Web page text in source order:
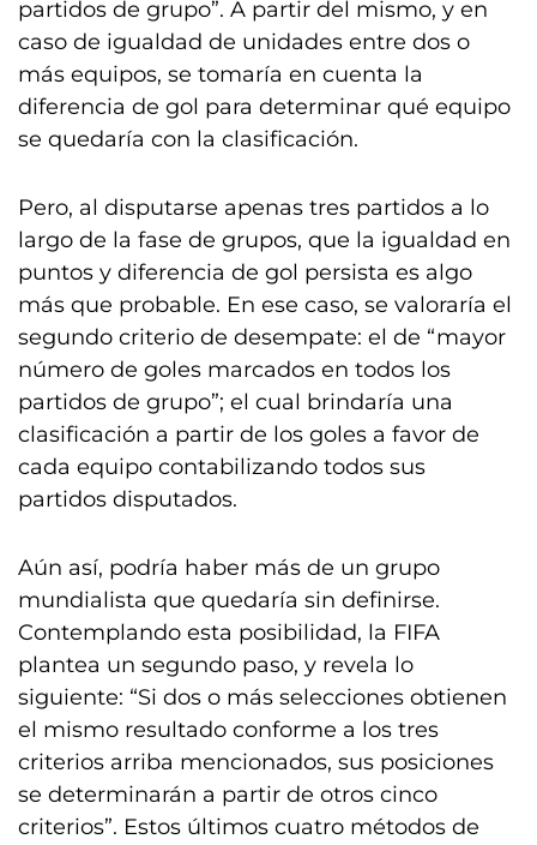
partidos de grupo”. A partir del mismo, y en
caso de igualdad de unidades entre dos o
más equipos, se tomaría en cuenta la
diferencia de gol para determinar qué equipo
se quedaría con la clasificación.
Pero, al disputarse apenas tres partidos a lo
largo de la fase de grupos, que la igualdad en
puntos y diferencia de gol persista es algo
más que probable. En ese caso, se valoraría el
segundo criterio de desempate: el de “mayor
número de goles marcados en todos los
partidos de grupo”; el cual brindaría una
clasificación a partir de los goles a favor de
cada equipo contabilizando todos sus
partidos disputados.
Aún así, podría haber más de un grupo
mundialista que quedaría sin definirse.
Contemplando esta posibilidad, la FIFA
plantea un segundo paso, y revela lo
siguiente: “Si dos o más selecciones obtienen
el mismo resultado conforme a los tres
criterios arriba mencionados, sus posiciones
se determinarán a partir de otros cinco
criterios”. Estos últimos cuatro métodos de